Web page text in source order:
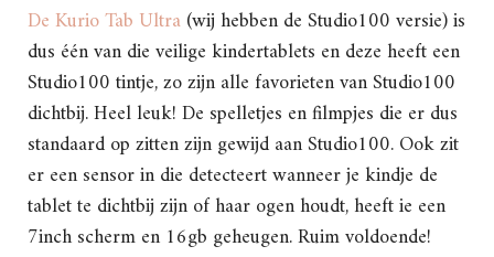
De Kurio Tab Ultra(wij hebben de Studio100 versie) is
dus één van die veilige kindertablets en deze heeft een
Studio100 tintje, zo zijn alle favorieten van Studio100
dichtbij. Heel leuk! De spelletjes en filmpjes die er dus
standaard op zitten zijn gewijd aan Studio100. Ook zit
er een sensor in die detecteert wanneer je kindje de
tablet te dichtbij zijn of haar ogen houdt, heeft ie een
7inch scherm en 16gb geheugen. Ruim voldoende!